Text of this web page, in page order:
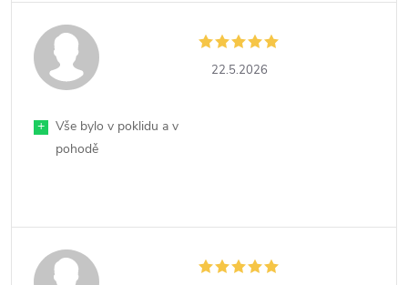
22.5.2026
+
Vše bylo v poklidu a v
pohodě